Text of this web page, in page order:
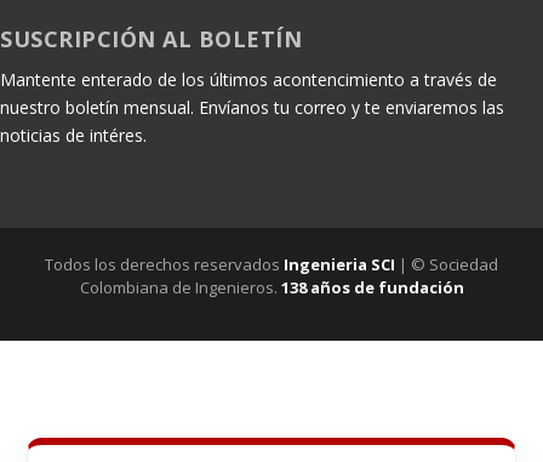
SUSCRIPCIÓN AL BOLETÍN
Mantente enterado de los últimos acontencimiento a través de
nuestro boletín mensual. Envíanos tu correo y te enviaremos las
noticias de intéres.
Todos los derechos reservados Ingenieria SCI | © Sociedad
Colombiana de Ingenieros. 138 años de fundación